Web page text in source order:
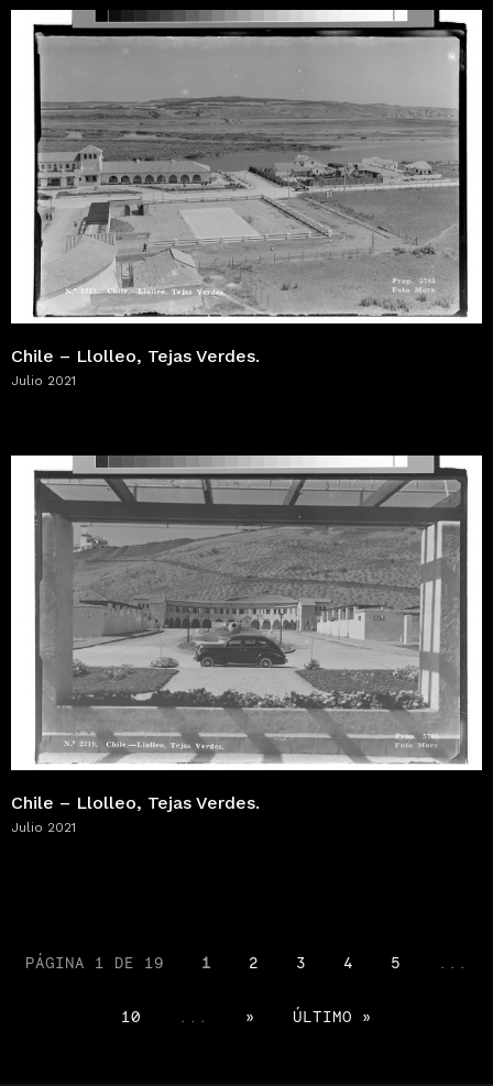
Chile – Llolleo, Tejas Verdes.
Julio 2021
Chile – Llolleo, Tejas Verdes.
Julio 2021
PÁGINA 1 DE 19 1 2 3 4 5
10 » ÚLTIMO »